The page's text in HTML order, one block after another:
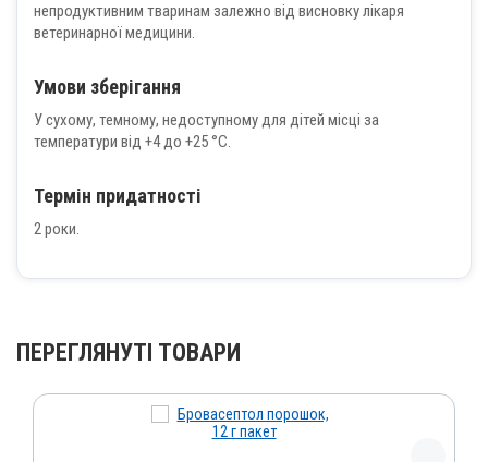
непродуктивним тваринам залежно від висновку лікаря
ветеринарної медицини.
Умови зберігання
У сухому, темному, недоступному для дітей місці за
температури від +4 до +25 °С.
Термін придатності
2 роки.
ПЕРЕГЛЯНУТІ ТОВАРИ